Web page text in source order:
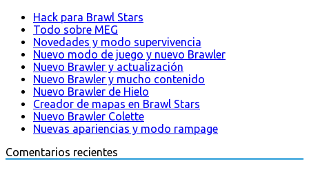
Hack para Brawl Stars
Todo sobre MEG
Novedades y modo supervivencia
Nuevo modo de juego y nuevo Brawler
Nuevo Brawler y actualización
Nuevo Brawler y mucho contenido
Nuevo Brawler de Hielo
Creador de mapas en Brawl Stars
Nuevo Brawler Colette
Nuevas apariencias y modo rampage
Comentarios recientes